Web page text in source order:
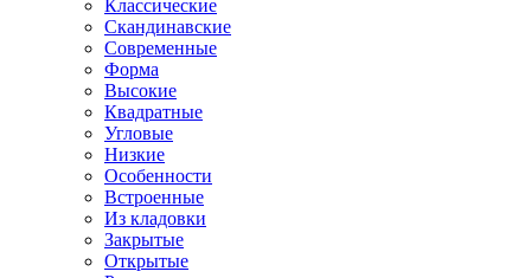
Классические
Скандинавские
Современные
Форма
Высокие
Квадратные
Угловые
Низкие
Особенности
Встроенные
Из кладовки
Закрытые
Открытые